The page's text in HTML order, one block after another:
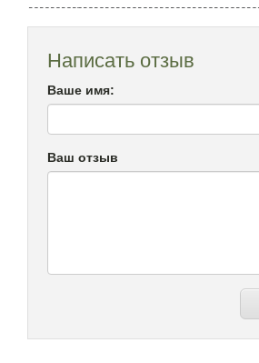
Написать отзыв
Ваше имя:
Ваш отзыв